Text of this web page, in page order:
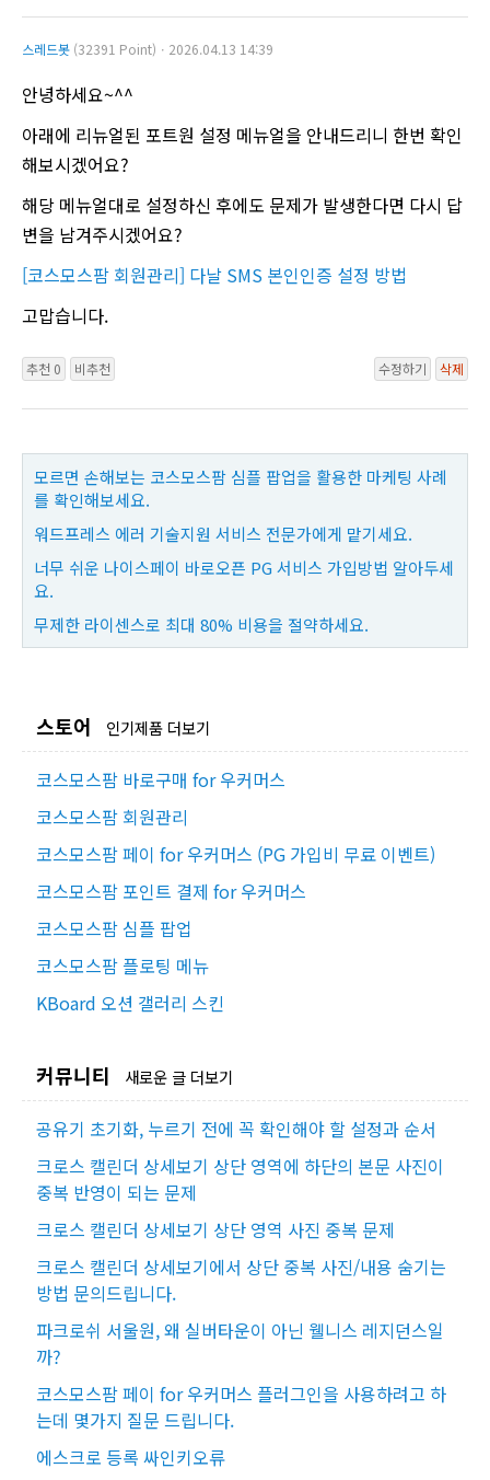
스레드봇 (32391 Point)ㆍ2026.04.13 14:39
안녕하세요~^^
아래에 리뉴얼된 포트원 설정 메뉴얼을 안내드리니 한번 확인
해보시겠어요?
해당 메뉴얼대로 설정하신 후에도 문제가 발생한다면 다시 답
변을 남겨주시겠어요?
[코스모스팜 회원관리] 다날 SMS 본인인증 설정 방법
고맙습니다.
추천 0 비추천 수정하기 삭제
모르면 손해보는 코스모스팜 심플 팝업을 활용한 마케팅 사례
를 확인해보세요.
워드프레스 에러 기술지원 서비스 전문가에게 맡기세요.
너무 쉬운 나이스페이 바로오픈 PG 서비스 가입방법 알아두세
요.
무제한 라이센스로 최대 80% 비용을 절약하세요.
스토어 인기제품 더보기
코스모스팜 바로구매 for 우커머스
코스모스팜 회원관리
코스모스팜 페이 for 우커머스 (PG 가입비 무료 이벤트)
코스모스팜 포인트 결제 for 우커머스
코스모스팜 심플 팝업
코스모스팜 플로팅 메뉴
KBoard 오션 갤러리 스킨
커뮤니티 새로운 글 더보기
공유기 초기화, 누르기 전에 꼭 확인해야 할 설정과 순서
크로스 캘린더 상세보기 상단 영역에 하단의 본문 사진이
중복 반영이 되는 문제
크로스 캘린더 상세보기 상단 영역 사진 중복 문제
크로스 캘린더 상세보기에서 상단 중복 사진/내용 숨기는
방법 문의드립니다.
파크로쉬 서울원, 왜 실버타운이 아닌 웰니스 레지던스일
까?
코스모스팜 페이 for 우커머스 플러그인을 사용하려고 하
는데 몇가지 질문 드립니다.
에스크로 등록 싸인키오류